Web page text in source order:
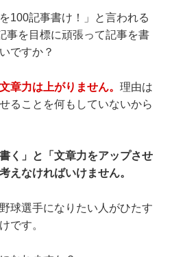
100記事書け！」と言われる
事を目標に頑張って記事を書
ですか？
章力は上がりません。 理由は
ることを何もしていないから
く」と「文章力をアップさせ
えなければいけません。
球選手になりたい人がひたす
です。